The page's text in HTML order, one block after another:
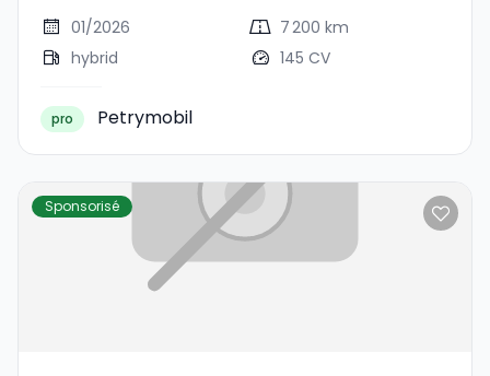
01/2026
7 200 km
hybrid
145 CV
pro Petrymobil
Sponsorisé